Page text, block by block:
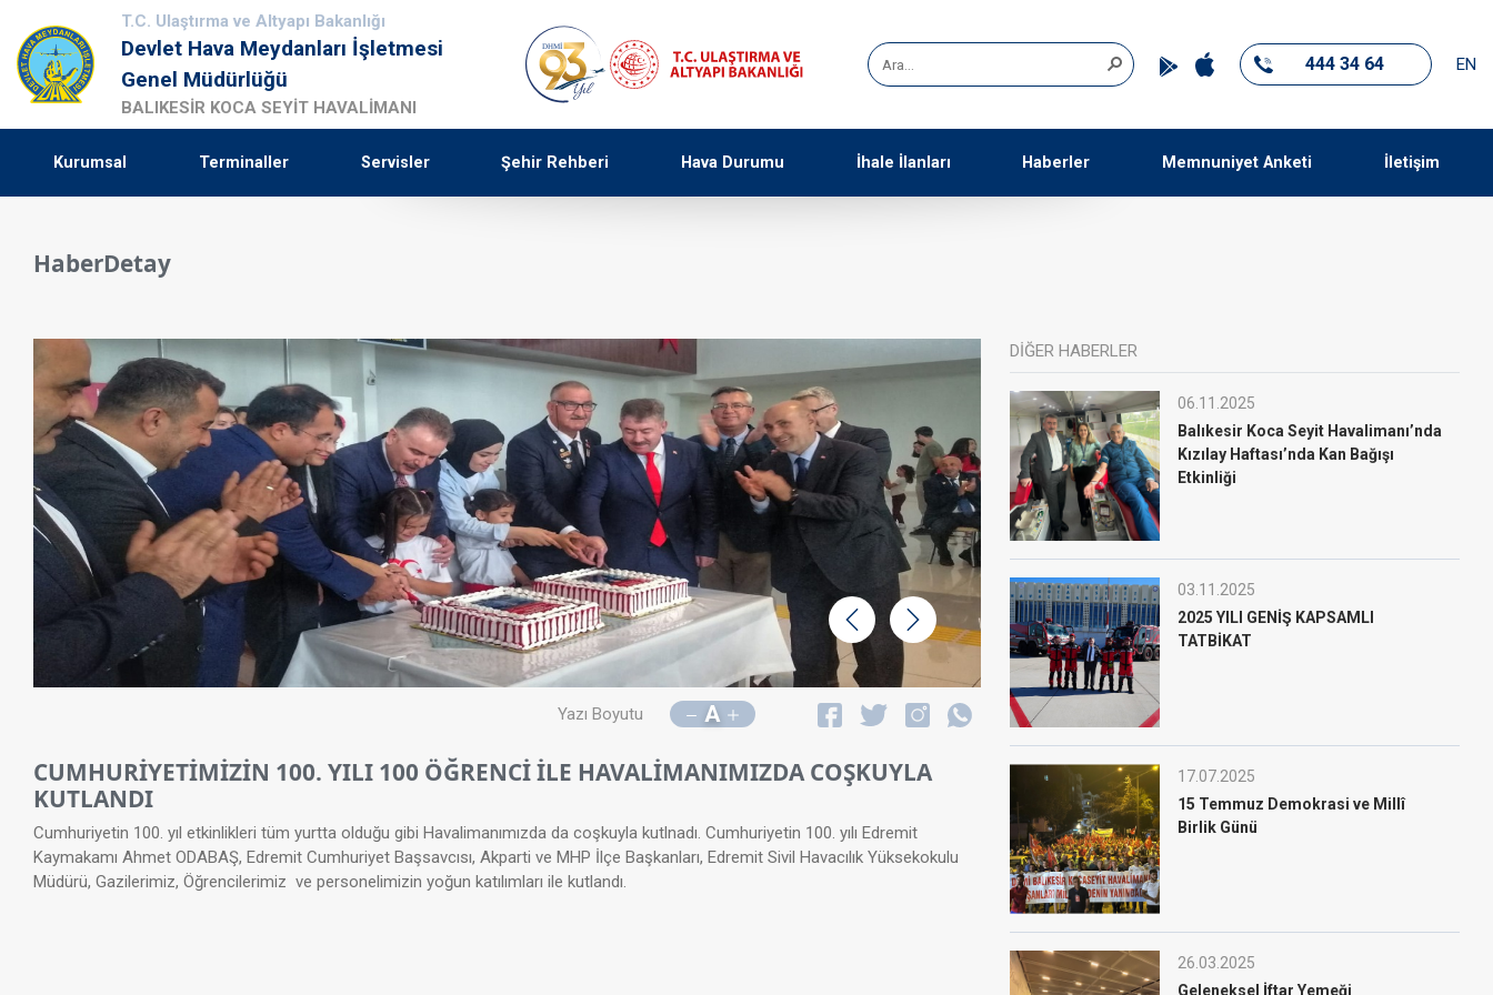
T.C. Ulaştırma ve Altyapı Bakanlığı
Devlet Hava Meydanları İşletmesi
Genel Müdürlüğü
BALIKESİR KOCA SEYİT HAVALİMANI
444 34 64 EN
Kurumsal Terminaller Servisler Şehir Rehberi Hava Durumu İhale İlanları Haberler Memnuniyet Anketi İletişim
HaberDetay
Geri İleri
Yazı Boyutu A
CUMHURİYETİMİZİN 100. YILI 100 ÖĞRENCİ İLE HAVALİMANIMIZDA COŞKUYLA
KUTLANDI
Cumhuriyetin 100. yıl etkinlikleri tüm yurtta olduğu gibi Havalimanımızda da coşkuyla kutlnadı. Cumhuriyetin 100. yılı ​Edremit
Kaymakamı Ahmet ODABAŞ, Edremit Cumhuriyet Başsavcısı, Akparti ve MHP İlçe Başkanları, Edremit Sivil Havacılık Yüksekokulu
Müdürü, Gazilerimiz, Öğrencilerimiz ve personelimizin yoğun katılımları ile kutlandı.
DİĞER HABERLER
06.11.2025
Balıkesir Koca Seyit Havalimanı’nda
Kızılay Haftası’nda Kan Bağışı
Etkinliği
03.11.2025
2025 YILI GENİŞ KAPSAMLI
TATBİKAT
17.07.2025
15 Temmuz Demokrasi ve Millî
Birlik Günü
26.03.2025
Geleneksel İftar Yemeği